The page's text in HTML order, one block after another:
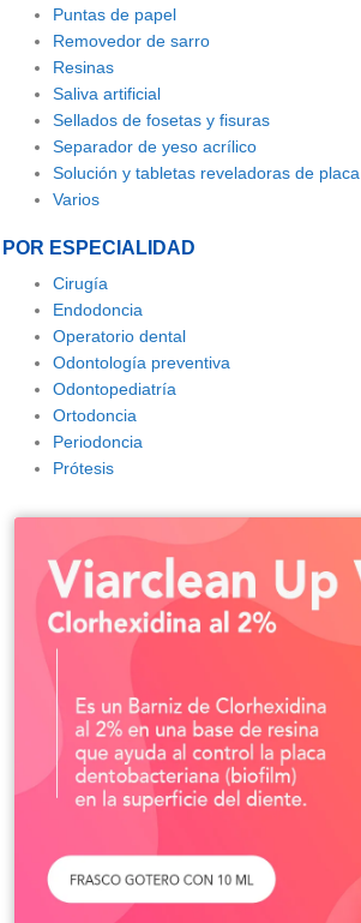
Puntas de papel
Removedor de sarro
Resinas
Saliva artificial
Sellados de fosetas y fisuras
Separador de yeso acrílico
Solución y tabletas reveladoras de placa
Varios
POR ESPECIALIDAD
Cirugía
Endodoncia
Operatorio dental
Odontología preventiva
Odontopediatría
Ortodoncia
Periodoncia
Prótesis